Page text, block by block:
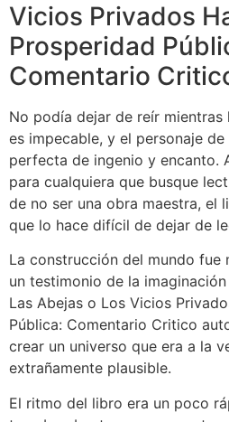
Vicios Privados
Prosperidad
Comentario
No podía dejar de reír mientras
es impecable, y el personaje
perfecta de ingenio y encanto.
para cualquiera que busque
de no ser una obra maestra, el
que lo hace difícil de dejar de
La construcción del mundo fue
un testimonio de la
Las Abejas o Los Vicios
Pública: Comentario Critico
crear un universo que era a la
extrañamente plausible.
El ritmo del libro era un poco